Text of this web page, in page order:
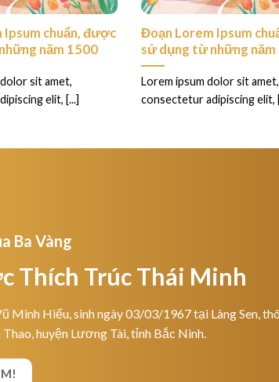
chuẩn, được
năm 1500
sit amet,
elit, [...]
Đoạn Lorem Ipsum
sử dụng từ những
Lorem ipsum dolor sit amet,
consectetur adipiscing elit,
Ba Vàng
Thích Trúc Thái Minh
Minh Hiếu, sinh ngày 03/03/1967 tại Làng Sen,
Thao, huyện Lương Tài, tỉnh Bắc Ninh.